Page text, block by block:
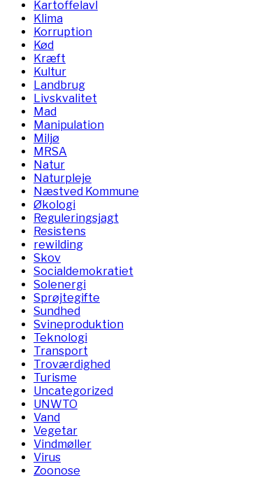
Kartoffelavl
Klima
Korruption
Kød
Kræft
Kultur
Landbrug
Livskvalitet
Mad
Manipulation
Miljø
MRSA
Natur
Naturpleje
Næstved Kommune
Økologi
Reguleringsjagt
Resistens
rewilding
Skov
Socialdemokratiet
Solenergi
Sprøjtegifte
Sundhed
Svineproduktion
Teknologi
Transport
Troværdighed
Turisme
Uncategorized
UNWTO
Vand
Vegetar
Vindmøller
Virus
Zoonose